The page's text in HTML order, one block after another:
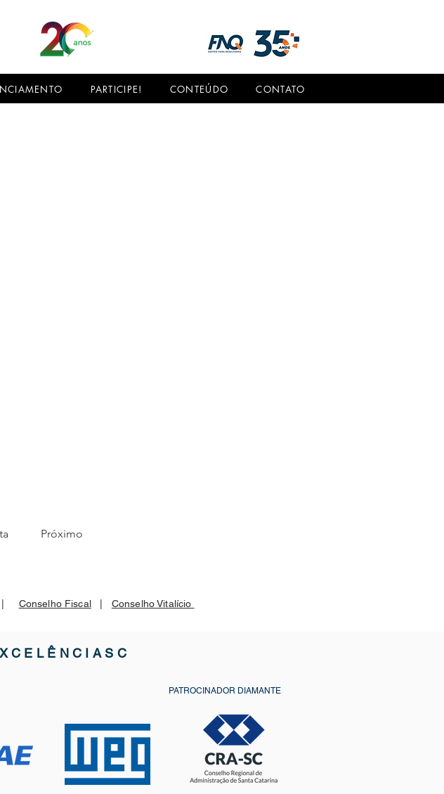
PARTICIPE! CONTEÚDO CONTATO
Próximo
Conselho Fiscal| Conselho Vitalício
PATROCINADOR DIAMANTE